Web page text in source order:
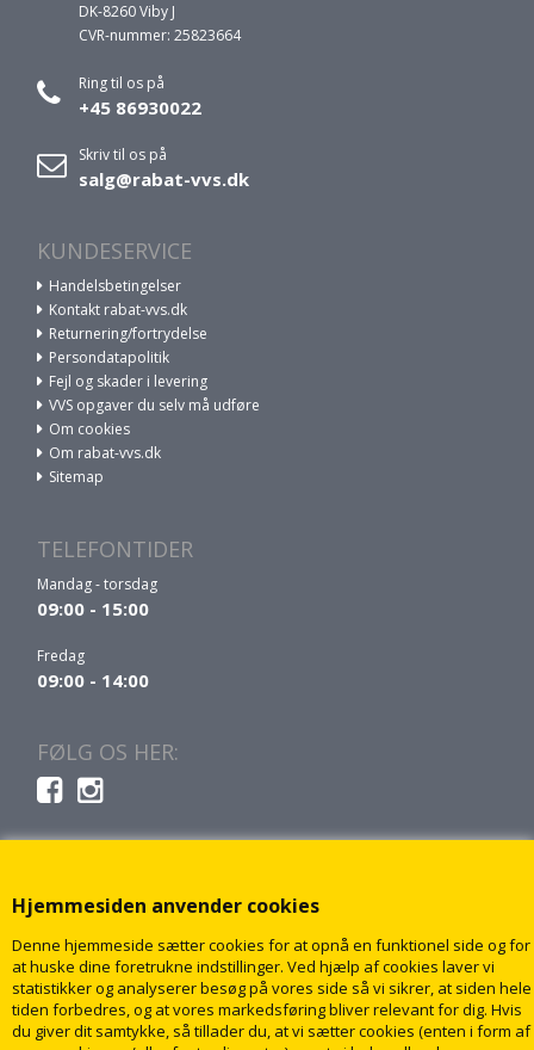
Hjemmesiden anvender cookies
Denne hjemmeside sætter cookies for at opnå en funktionel side og for
at huske dine foretrukne indstillinger. Ved hjælp af cookies laver vi
statistikker og analyserer besøg på vores side så vi sikrer, at siden hele
tiden forbedres, og at vores markedsføring bliver relevant for dig. Hvis
du giver dit samtykke, så tillader du, at vi sætter cookies (enten i form af
DK-8260 Viby J
CVR-nummer: 25823664
Ring til os på
+45 86930022
Skriv til os på
salg@rabat-vvs.dk
KUNDESERVICE
Handelsbetingelser
Kontakt rabat-vvs.dk
Returnering/fortrydelse
Persondatapolitik
Fejl og skader i levering
VVS opgaver du selv må udføre
Om cookies
Om rabat-vvs.dk
Sitemap
TELEFONTIDER
Mandag - torsdag
09:00 - 15:00
Fredag
09:00 - 14:00
FØLG OS HER: